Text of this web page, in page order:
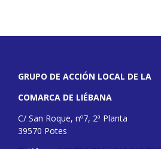
GRUPO DE ACCIÓN LOCAL DE LA
COMARCA DE LIÉBANA
C/ San Roque, nº7, 2ª Planta
39570 Potes